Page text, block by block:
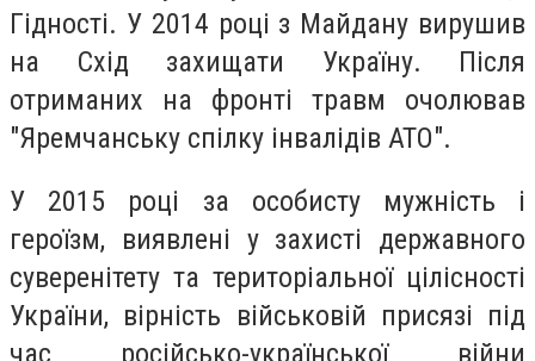
Гідності. У 2014 році з Майдану вирушив
на Схід захищати Україну. Після
отриманих на фронті травм очолював
"Яремчанську спілку інвалідів АТО".
У 2015 році за особисту мужність і
героїзм, виявлені у захисті державного
суверенітету та територіальної цілісності
України, вірність військовій присязі під
час російсько-української війни